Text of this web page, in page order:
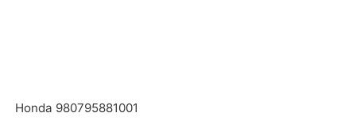
Honda 980795881001